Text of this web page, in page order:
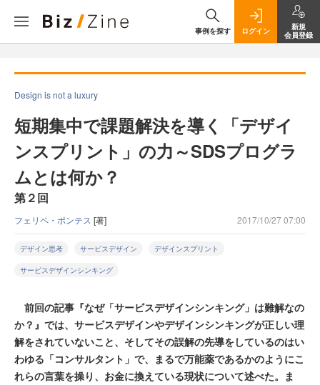
事例を探す ログイン
新規
会員登録
Design is not a luxury
短期集中で課題解決を導く「デザイ
ンスプリント」の力～SDSプログラ
ムとは何か？
第２回
フェリペ・ポンテス [著] 2017/10/27 07:00
デザイン思考 サービスデザイン デザインスプリント
サービスデザインシンキング
前回の記事『なぜ「サービスデザインシンキング」は難解なの
か？』では、サービスデザインやデザインシンキングが正しい理
解をされていないこと、そしてその誤解の先導をしているのはい
わゆる「コンサルタント」で、まるで万能薬であるかのようにこ
れらの言葉を操り、お金に換えている現状について述べた。ま